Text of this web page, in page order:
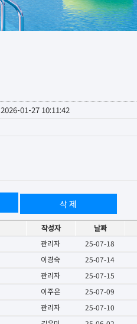
2026-01-27 10:11:42
삭 제
작성자 날짜
관리자 25-07-18
이경숙 25-07-14
관리자 25-07-15
이주은 25-07-09
관리자 25-07-10